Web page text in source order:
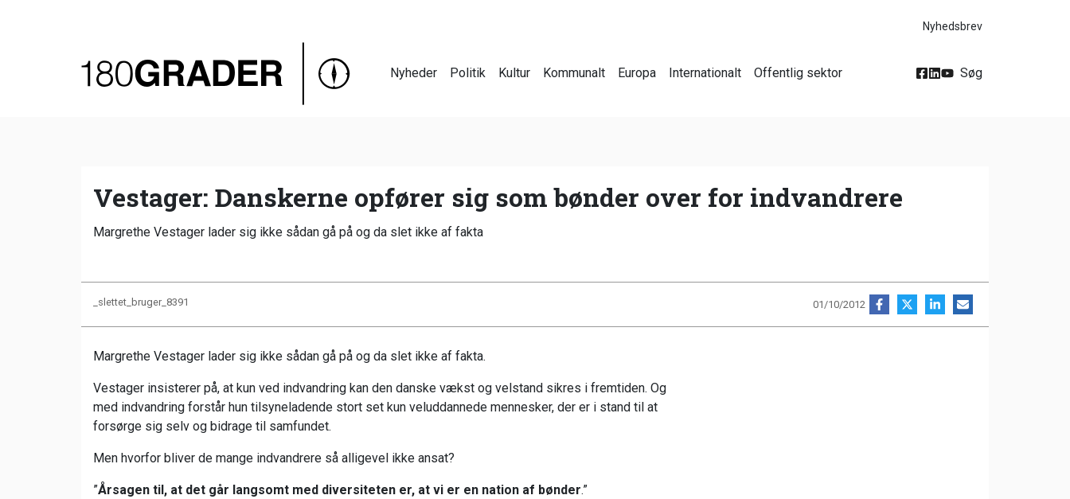
Nyhedsbrev
Nyheder Politik Kultur Kommunalt Europa Internationalt Offentlig sektor Søg
Vestager: Danskerne opfører sig som bønder over for indvandrere
Margrethe Vestager lader sig ikke sådan gå på og da slet ikke af fakta
_slettet_bruger_8391 01/10/2012
Margrethe Vestager lader sig ikke sådan gå på og da slet ikke af fakta.
Vestager insisterer på, at kun ved indvandring kan den danske vækst og velstand sikres i fremtiden. Og
med indvandring forstår hun tilsyneladende stort set kun veluddannede mennesker, der er i stand til at
forsørge sig selv og bidrage til samfundet.
Men hvorfor bliver de mange indvandrere så alligevel ikke ansat?
”Årsagen til, at det går langsomt med diversiteten er, at vi er en nation af bønder.”